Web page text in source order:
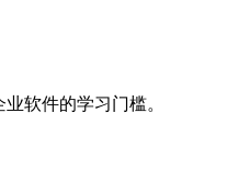
软件的学习门槛。